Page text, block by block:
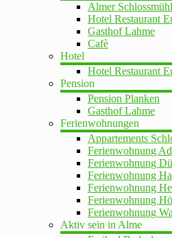
Almer
Hotel Restaurant
Gasthof Lahme
Cafè
Hotel
Hotel Restaurant
Pension
Pension Planken
Gasthof Lahme
Ferienwohnungen
Appartements
Ferienwohnung
Ferienwohnung
Ferienwohnung
Ferienwohnung
Ferienwohnung
Ferienwohnung
Aktiv sein in Alme